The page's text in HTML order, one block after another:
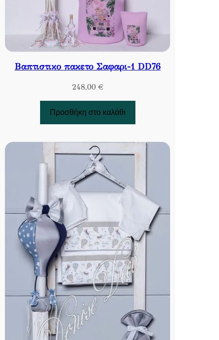
Βαπτιστικο πακετο Σαφαρι-1 DD76
248,00 €
Προσθήκη στο καλάθι